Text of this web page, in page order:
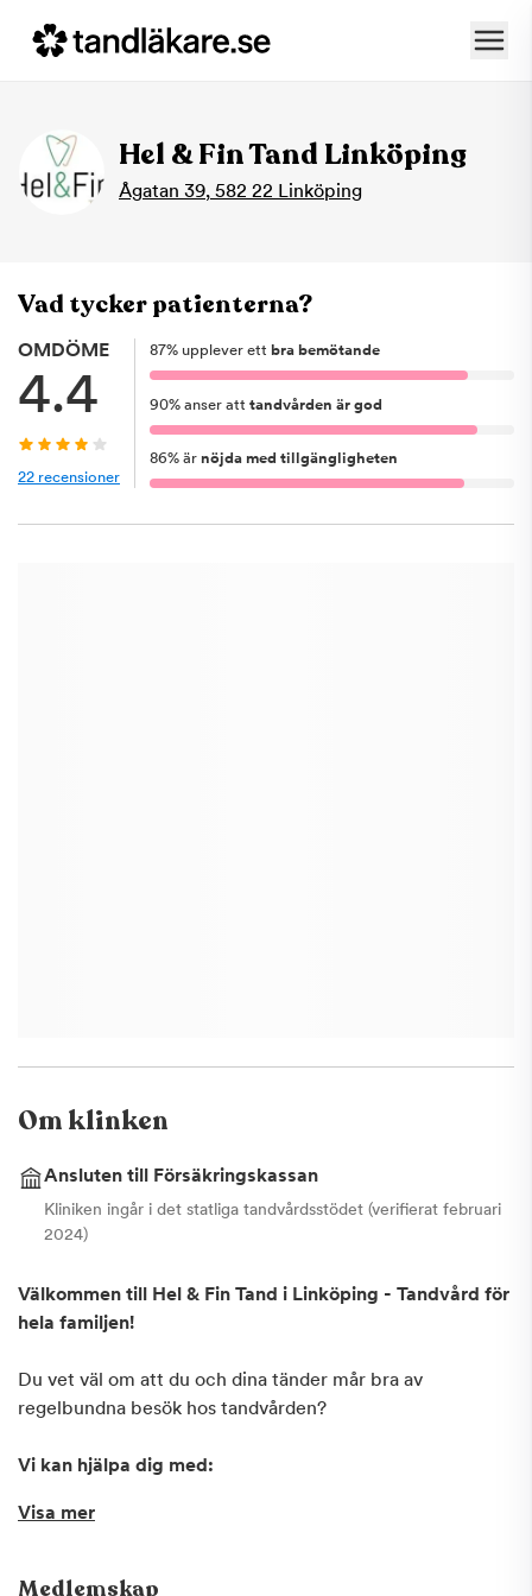
Hel & Fin Tand Linköping
Ågatan 39, 582 22 Linköping
Vad tycker patienterna?
OMDÖME
4.4
22 recensioner
87% upplever ett bra bemötande
90% anser att tandvården är god
86% är nöjda med tillgängligheten
Om klinken
Ansluten till Försäkringskassan
Kliniken ingår i det statliga tandvårdsstödet (verifierat februari
2024)
Välkommen till Hel & Fin Tand i Linköping - Tandvård för
hela familjen!
Du vet väl om att du och dina tänder mår bra av
regelbundna besök hos tandvården?
Vi kan hjälpa dig med:
AKUT TANDVÅRD
OSYNLIG TANDSTÄLLNING (INVISALIGN)
Visa mer
Medlemskap